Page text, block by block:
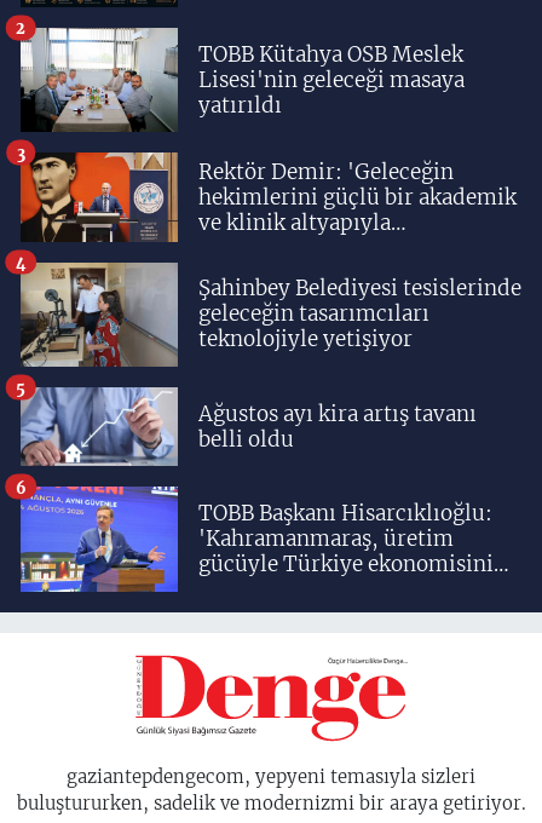
TOBB Kütahya OSB Meslek
Lisesi'nin geleceği masaya
yatırıldı
2
Rektör Demir: 'Geleceğin
hekimlerini güçlü bir akademik
ve klinik altyapıyla
3
Şahinbey Belediyesi tesislerinde
geleceğin tasarımcıları
teknolojiyle yetişiyor
4
Ağustos ayı kira artış tavanı
belli oldu
5
TOBB Başkanı Hisarcıklıoğlu:
'Kahramanmaraş, üretim
gücüyle Türkiye ekonomisinin
birisidir'
6
gaziantepdengecom, yepyeni temasıyla sizleri
buluştururken, sadelik ve modernizmi bir araya getiriyor.